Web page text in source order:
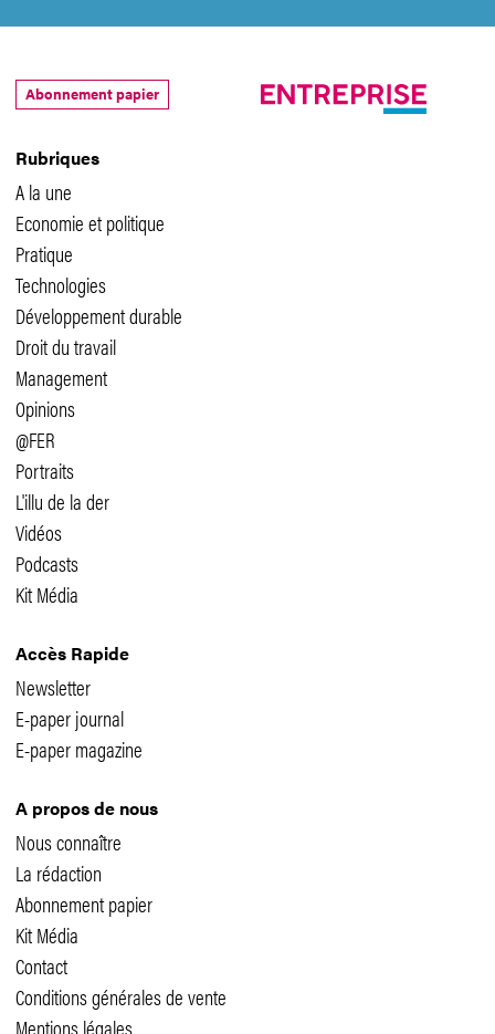
Rubriques
A la une
Economie et politique
Pratique
Technologies
Développement durable
Droit du travail
Management
Opinions
@FER
Portraits
L'illu de la der
Vidéos
Podcasts
Kit Média
Accès Rapide
Newsletter
E-paper journal
E-paper magazine
A propos de nous
Nous connaître
La rédaction
Abonnement papier
Kit Média
Contact
Conditions générales de vente
Mentions légales
Abonnement papier